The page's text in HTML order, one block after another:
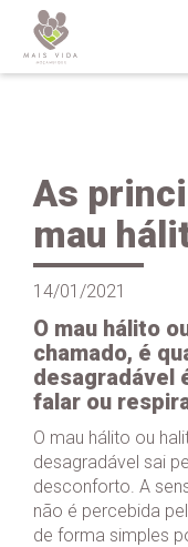
As
mau
14/01/2021
O mau hálito
chamado, é
desagradável
falar ou
O mau hálito ou
desagradável sai
desconforto. A
não é percebida
de forma simples